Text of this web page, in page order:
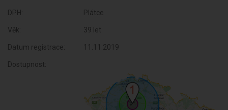
DPH: Plátce
Věk: 39 let
Datum registrace: 11.11.2019
Dostupnost: